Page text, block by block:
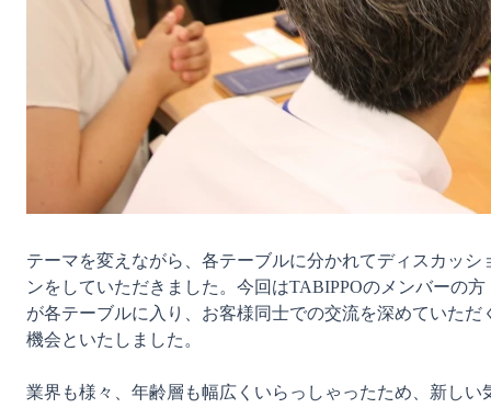
テーマを変えながら、各テーブルに分かれてディスカッシ
ンをしていただきました。今回はTABIPPOのメンバーの方
が各テーブルに入り、お客様同士での交流を深めていただ
機会といたしました。
業界も様々、年齢層も幅広くいらっしゃったため、新しい